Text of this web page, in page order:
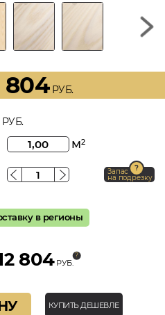
804РУБ.
РУБ.
м2
Запас
на подрезку
в регионы
804 РУБ.
КУПИТЬ ДЕШЕВЛЕ